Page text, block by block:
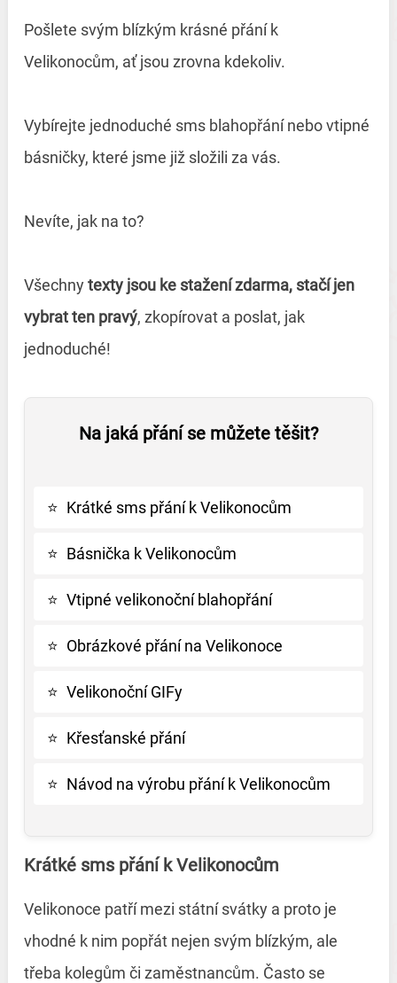
Pošlete svým blízkým krásné přání k
Velikonocům, ať jsou zrovna kdekoliv.
Vybírejte jednoduché sms blahopřání nebo vtipné
básničky, které jsme již složili za vás.
Nevíte, jak na to?
Všechnytexty jsou ke stažení zdarma, stačí jen
vybrat ten pravý, zkopírovat a poslat, jak
jednoduché!
Na jaká přání se můžete těšit?
⭐ Krátké sms přání k Velikonocům
⭐ Básnička k Velikonocům
⭐ Vtipné velikonoční blahopřání
⭐ Obrázkové přání na Velikonoce
⭐ Velikonoční GIFy
⭐ Křesťanské přání
⭐ Návod na výrobu přání k Velikonocům
Krátké sms přání k Velikonocům
Velikonoce patří mezi státní svátky a proto je
vhodné k nim popřát nejen svým blízkým, ale
třeba kolegům či zaměstnancům. Často se